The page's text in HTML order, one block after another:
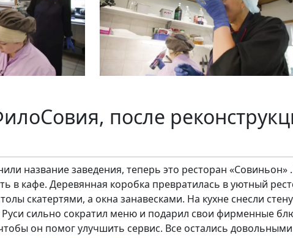
после
название заведения, теперь это ресторан «Совиньон»
в кафе. Деревянная коробка превратилась в уютный
скатертями, а окна занавесками. На кухне снесли
сильно сократил меню и подарил свои фирменные
он помог улучшить сервис. Все остались
Подписывайтесь на телеграм-
Мы выкладываем авторские обзоры
каждую неделю.